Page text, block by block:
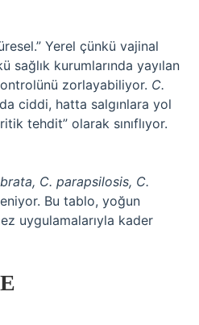
Yerel çünkü vajinal
sağlık kurumlarında yayılan
zorlayabiliyor. C.
ciddi, hatta salgınlara yol
tehdit” olarak sınıflıyor.
C. parapsilosis, C.
Bu tablo, yoğun
uygulamalarıyla kader